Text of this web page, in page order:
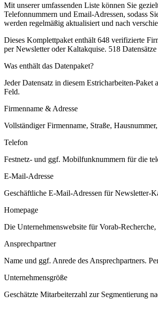
Mit unserer umfassenden Liste können Sie
Telefonnummern und Email-Adressen, sodass
werden regelmäßig aktualisiert und nach
Dieses Komplettpaket enthält 648 verifizierte
per Newsletter oder Kaltakquise. 518
Was enthält das Datenpaket?
Jeder Datensatz in diesem Estricharbeiten-Paket
Feld.
Firmenname & Adresse
Vollständiger Firmenname, Straße,
Telefon
Festnetz- und ggf. Mobilfunknummern für die
E-Mail-Adresse
Geschäftliche E-Mail-Adressen für Newsletter-
Homepage
Die Unternehmenswebsite für Vorab-
Ansprechpartner
Name und ggf. Anrede des Ansprechpartners.
Unternehmensgröße
Geschätzte Mitarbeiterzahl zur Segmentierung